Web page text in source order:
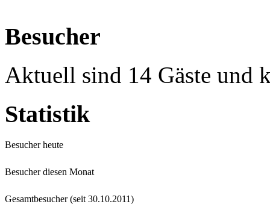
Besucher
Aktuell sind 14 Gäste und
Statistik
Besucher heute
Besucher diesen Monat
Gesamtbesucher (seit 30.10.2011)